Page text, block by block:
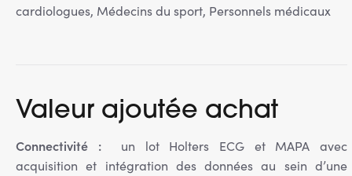
cardiologues, Médecins du sport, Personnels médicaux
Valeur ajoutée achat
Connectivité : un lot Holters ECG et MAPA avec
acquisition et intégration des données au sein d’une